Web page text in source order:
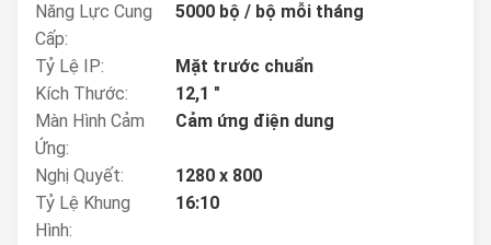
Năng Lực Cung
Cấp:
5000 bộ / bộ mỗi tháng
Tỷ Lệ IP:
Mặt trước chuẩn
Kích Thước:
12,1 "
Màn Hình Cảm
Ứng:
Cảm ứng điện dung
Nghị Quyết:
1280 x 800
Tỷ Lệ Khung
Hình:
16:10